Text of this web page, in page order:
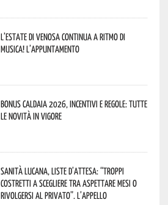
L’estate di Venosa continua a ritmo di
musica! L’appuntamento
Bonus caldaia 2026, incentivi e regole: tutte
le novità in vigore
Sanità lucana, liste d’attesa: “Troppi
costretti a scegliere tra aspettare mesi o
rivolgersi al privato”. L’appello